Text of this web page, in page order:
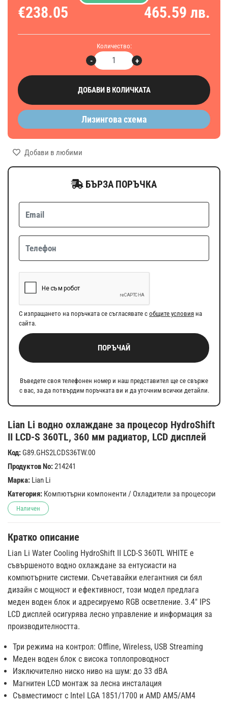
Lian Li водно охлаждане за процесор HydroShift
II LCD-S 360TL, 360 мм радиатор, LCD дисплей
Код: G89.GHS2LCDS36TW.00
Продуктов No:214241
Марка: Lian Li
Категория: Компютърни компоненти / Охладители за процесори
Наличен
Кратко описание
Lian Li Water Cooling HydroShift II LCD-S 360TL WHITE е
съвършеното водно охлаждане за ентусиасти на
компютърните системи. Съчетавайки елегантния си бял
дизайн с мощност и ефективност, този модел предлага
меден воден блок и адресируемо RGB осветление. 3.4" IPS
LCD дисплей осигурява лесно управление и информация за
производителността.
Три режима на контрол: Offline, Wireless, USB Streaming
Меден воден блок с висока топлопроводност
Изключително ниско ниво на шум: до 33 dBA
Магнитен LCD монтаж за лесна инсталация
Съвместимост с Intel LGA 1851/1700 и AMD AM5/AM4
€238.05 465.59 лв.
Количество:
+
-
ДОБАВИ В КОЛИЧКАТА
Лизингова схема
Добави в любими
БЪРЗА ПОРЪЧКА
С изпращането на поръчката се съгласявате с общите условия на
сайта.
ПОРЪЧАЙ
Въведете своя телефонен номер и наш представител ще се свърже
с вас, за да потвърдим поръчката ви и да уточним всички детайли.